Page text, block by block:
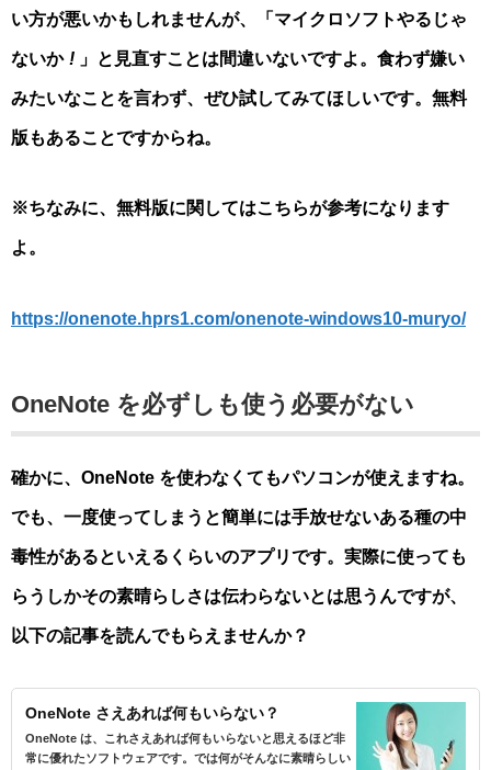
い方が悪いかもしれませんが、「マイクロソフトやるじゃ
ないか ! 」と見直すことは間違いないですよ。食わず嫌い
みたいなことを言わず、ぜひ試してみてほしいです。無料
版もあることですからね。
※ちなみに、無料版に関してはこちらが参考になります
よ。
https://onenote.hprs1.com/onenote-windows10-muryo/
OneNote を必ずしも使う必要がない
確かに、OneNote を使わなくてもパソコンが使えますね。
でも、一度使ってしまうと簡単には手放せないある種の中
毒性があるといえるくらいのアプリです。実際に使っても
らうしかその素晴らしさは伝わらないとは思うんですが、
以下の記事を読んでもらえませんか？
OneNote さえあれば何もいらない？
OneNote は、これさえあれば何もいらないと思えるほど非
常に優れたソフトウェアです。では何がそんなに素晴らしい